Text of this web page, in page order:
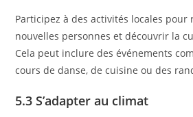
Participez à des activités locales pour
nouvelles personnes et découvrir la
Cela peut inclure des événements
cours de danse, de cuisine ou des
5.3 S’adapter au climat